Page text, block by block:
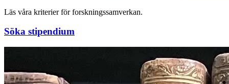
Läs våra kriterier för forskningssamverkan.
Söka stipendium